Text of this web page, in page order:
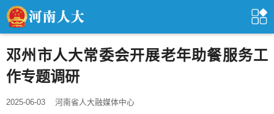
邓州市人大常委会开展老年助餐服务工
作专题调研
2025-06-03 河南省人大融媒体中心